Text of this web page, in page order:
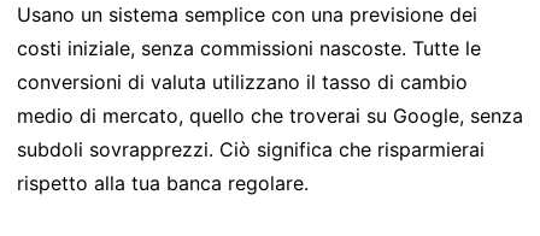
Usano un sistema semplice con una previsione dei
costi iniziale, senza commissioni nascoste. Tutte le
conversioni di valuta utilizzano il tasso di cambio
medio di mercato, quello che troverai su Google, senza
subdoli sovrapprezzi. Ciò significa che risparmierai
rispetto alla tua banca regolare.